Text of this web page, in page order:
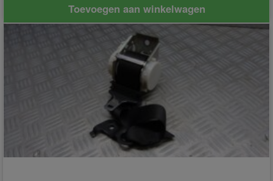
Toevoegen aan winkelwagen